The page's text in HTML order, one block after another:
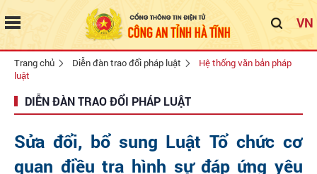
VN
Trang chủ Diễn đàn trao đổi pháp luật
Hệ thống văn bản pháp
luật
DIỄN ĐÀN TRAO ĐỔI PHÁP LUẬT
Sửa đổi, bổ sung Luật Tổ chức cơ
quan điều tra hình sự đáp ứng yêu